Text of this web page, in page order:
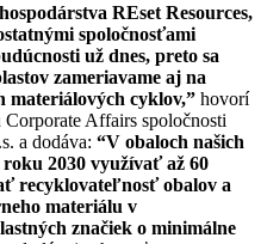
REset Resources,
spoločnosťami
už dnes, preto sa
zameriavame aj na
materiálových cyklov,” hovorí
Affairs spoločnosti
a dodáva: “V obaloch našich
2030 využívať až 60
recyklovateľnosť obalov a
materiálu v
značiek o minimálne